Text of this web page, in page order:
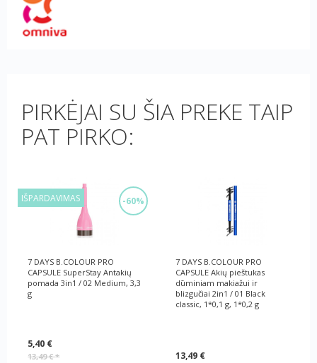
PIRKĖJAI SU ŠIA PREKE TAIP
PAT PIRKO:
-60%
IŠPARDAVIMAS
7 DAYS B.COLOUR PRO
CAPSULE SuperStay Antakių
pomada 3in1 / 02 Medium, 3,3
g
5,40 €
13,49 €*
7 DAYS B.COLOUR PRO
CAPSULE Akių pieštukas
dūminiam makiažui ir
blizgučiai 2in1 / 01 Black
classic, 1*0,1 g, 1*0,2 g
13,49 €